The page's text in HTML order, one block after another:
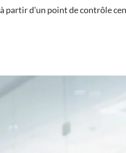
partir d'un point de contrôle